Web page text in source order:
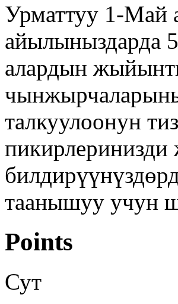
Урматтуу 1-Май
айылыныздарда
алардын
талкуулоонун
пикирлеринизди
таанышуу учун
Points
Сут